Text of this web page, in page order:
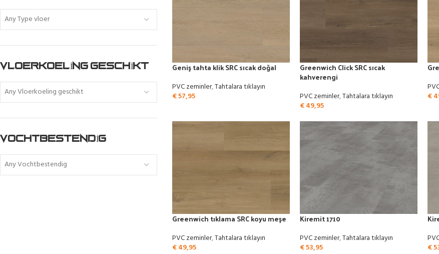
Any Type vloer
VLOERKOELING GESCHIKT
Any Vloerkoeling geschikt
VOCHTBESTENDIG
Any Vochtbestendig
Geniş tahta klik SRC sıcak doğal
PVC zeminler,Tahtalara tıklayın
€57,95
Greenwich Click SRC sıcak
kahverengi
PVC zeminler,Tahtalara tıklayın
€49,95
€
Greenwich tıklama SRC koyu meşe
PVC zeminler,Tahtalara tıklayın
€49,95
Kiremit 1710
PVC zeminler,Tahtalara tıklayın
€53,95
€